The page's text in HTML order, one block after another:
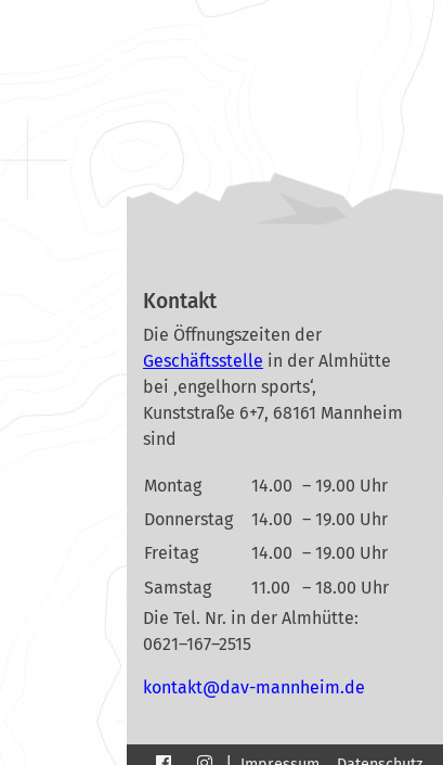
Kontakt
Die Öffnungszeiten der
Geschäftsstelle in der Almhütte
bei ‚engelhorn sports‘,
Kunststraße 6+7, 68161 Mannheim
sind
Montag 14.00 – 19.00 Uhr
Donnerstag
14.00 – 19.00 Uhr
Freitag
14.00 – 19.00 Uhr
Samstag
11.00
– 18.00 Uhr
Die Tel. Nr. in der Almhütte:
0621–167–2515
ed.mi
ehnna
m-vad
@tkat
nok